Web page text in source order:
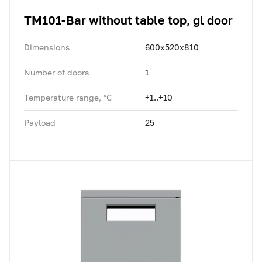
TM101-Bar without table top, gl door
Dimensions 600x520x810
Number of doors 1
Temperature range, °C +1..+10
Payload 25